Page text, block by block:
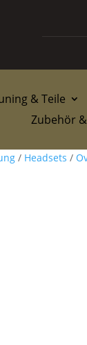
& Teile
Zubehör
/ Headsets /